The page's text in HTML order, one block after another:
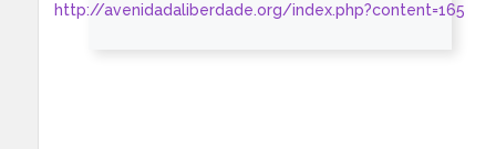
http://avenidadaliberdade.org/index.php?content=165